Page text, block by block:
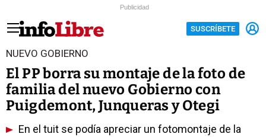
Publicidad
SUSCRÍBETE
NUEVO GOBIERNO
El PP borra su montaje de la foto de
familia del nuevo Gobierno con
Puigdemont, Junqueras y Otegi
En el tuit se podía apreciar un fotomontaje de la